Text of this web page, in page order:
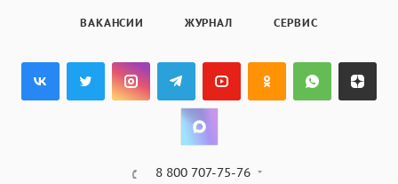
ВАКАНСИИ ЖУРНАЛ СЕРВИС
8 800 707-75-76